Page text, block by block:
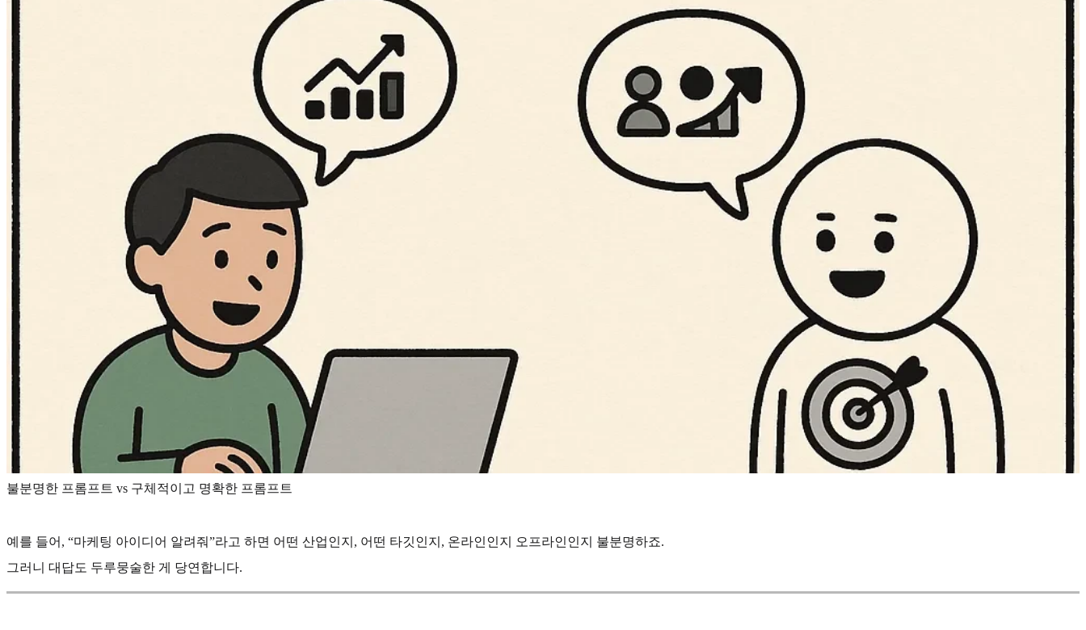
불분명한 프롬프트 vs 구체적이고 명확한 프롬프트
예를 들어, “마케팅 아이디어 알려줘”라고 하면 어떤 산업인지, 어떤 타깃인지, 온라인인지 오프라인인지 불분명하죠.
그러니 대답도 두루뭉술한 게 당연합니다.